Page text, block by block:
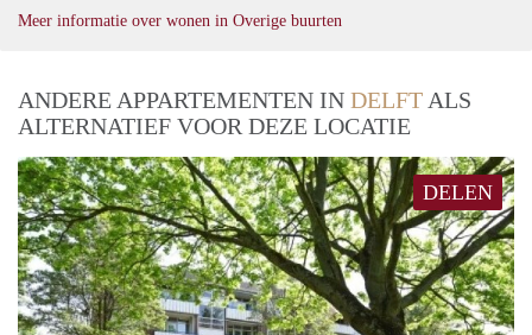
Meer informatie over wonen in Overige buurten
ANDERE APPARTEMENTEN IN DELFT ALS
ALTERNATIEF VOOR DEZE LOCATIE
DELEN